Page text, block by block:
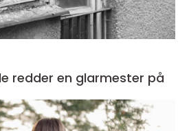
redder en glarmester på